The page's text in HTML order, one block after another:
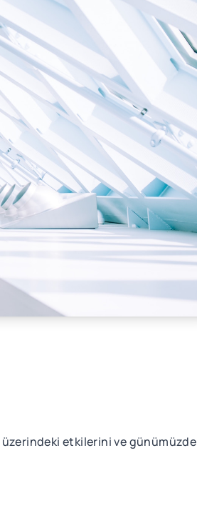
üzerindeki etkilerini ve günümüzde